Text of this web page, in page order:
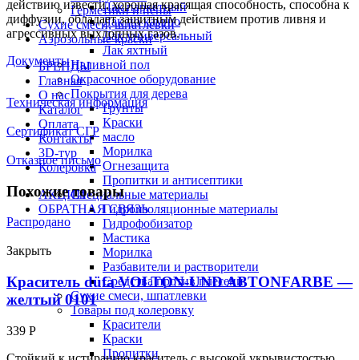
Лак паркетный
Лак по камню
Лак универсальный
Лак яхтный
Наливной пол
Окрасочное оборудование
Покрытия для дерева
Грунты
Краски
масло
Морилка
Огнезащита
Пропитки и антисептики
Специальные материалы
Гидроизоляционные материалы
Гидрофобизатор
Мастика
Морилка
Разбавители и растворители
Средства против плесени
Сухие смеси, шпатлевки
Товары под колеровку
Красители
Краски
Пропитки
Герметики и пены
Сухие смеси, шпатлевки
Аэрозольные краски
БРЕНДЫ
Главная
О нас
Каталог
Оплата
Контакты
3D-тур
Колеровка
АКЦИИ
ОБРАТНАЯ СВЯЗЬ
действию извести, хорошая красящая способность, способна к
диффузии, обладает защитным действием против ливня и
агрессивных выхлопных газов.
Документы
Техническая информация
Сертификат СГР
Отказное письмо
Похожие товары
Распродано
Закрыть
Краситель düfa VOLTON-UND ABTONFARBE —
желтый 0101
339 Р